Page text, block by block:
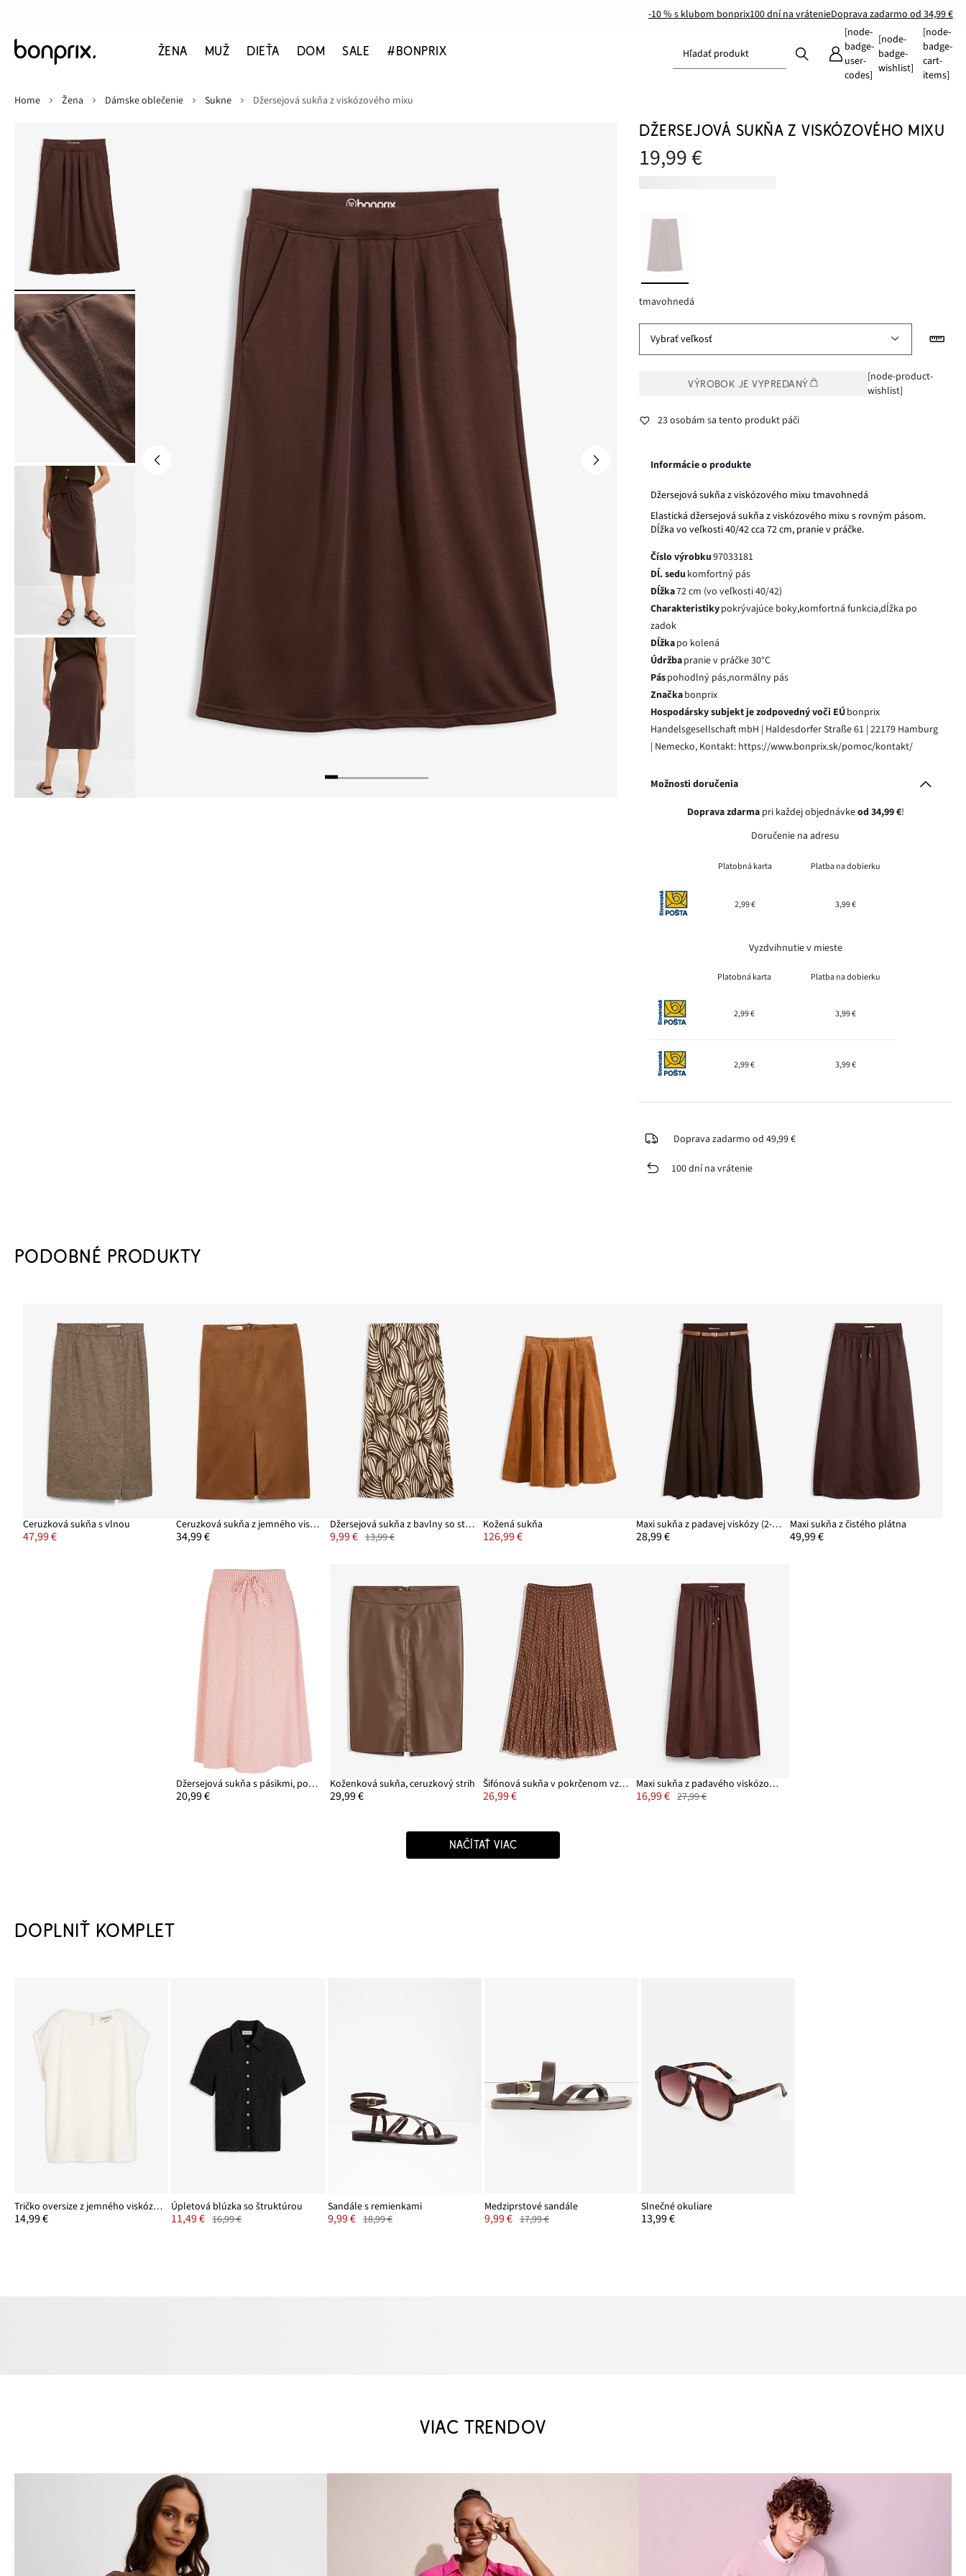
-10 % s klubom bonprix100 dní na vrátenieDoprava zadarmo od 34,99 €
ŽENA MUŽ DIEŤA DOM SALE #BONPRIX Hľadať produkt
[node-
badge-
user-
codes]
[node-
badge-
wishlist]
[node-
badge-
cart-
items]
Home
Žena Dámske oblečenie Sukne Džersejová sukňa z viskózového mixu
DŽERSEJOVÁ SUKŇA Z VISKÓZOVÉHO MIXU
19,99 €
tmavohnedá
Vybrať veľkosť
VÝROBOK JE VYPREDANÝ
[node-product-
wishlist]
23 osobám sa tento produkt páči
Informácie o produkte
Džersejová sukňa z viskózového mixu tmavohnedá
Elastická džersejová sukňa z viskózového mixu s rovným pásom.
Dĺžka vo veľkosti 40/42 cca 72 cm, pranie v práčke.
Číslo výrobku97033181
Dĺ. sedu komfortný pás
Dĺžka72 cm (vo veľkosti 40/42)
Charakteristikypokrývajúce boky,komfortná funkcia,dĺžka po
zadok
Dĺžkapo kolená
Údržbapranie v práčke 30°C
Páspohodlný pás,normálny pás
Značkabonprix
Hospodársky subjekt je zodpovedný voči EÚbonprix
Handelsgesellschaft mbH | Haldesdorfer Straße 61 | 22179 Hamburg
| Nemecko, Kontakt: https://www.bonprix.sk/pomoc/kontakt/
Možnosti doručenia
Doprava zdarmapri každej objednávkeod 34,99 €!
Doručenie na adresu
Platobná karta Platba na dobierku
2,99 € 3,99 €
Vyzdvihnutie v mieste
Platobná karta Platba na dobierku
2,99 € 3,99 €
2,99 € 3,99 €
Doprava zadarmo od 49,99 €
100 dní na vrátenie
PODOBNÉ PRODUKTY
Ceruzková sukňa s vlnou
47,99 €
Ceruzková sukňa z jemného viskózového mixu
34,99 €
Džersejová sukňa z bavlny so strečom
9,99 € 13,99 €
Kožená sukňa
126,99 €
Maxi sukňa z padavej viskózy (2-dielna sada)
28,99 €
Maxi sukňa z čistého plátna
49,99 €
Džersejová sukňa s pásikmi, pod kolená
20,99 €
Koženková sukňa, ceruzkový strih
29,99 €
Šifónová sukňa v pokrčenom vzhľade
26,99 €
Maxi sukňa z padavého viskózového mixu
16,99 € 27,99 €
NAČÍTAŤ VIAC
DOPLNIŤ KOMPLET
Tričko oversize z jemného viskózového mixu
14,99 €
Úpletová blúzka so štruktúrou
11,49 € 16,99 €
Sandále s remienkami
9,99 € 18,99 €
Medziprstové sandále
9,99 € 17,99 €
Slnečné okuliare
13,99 €
VIAC TRENDOV